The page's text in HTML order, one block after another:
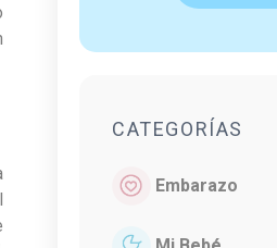
CATEGORÍAS
Embarazo